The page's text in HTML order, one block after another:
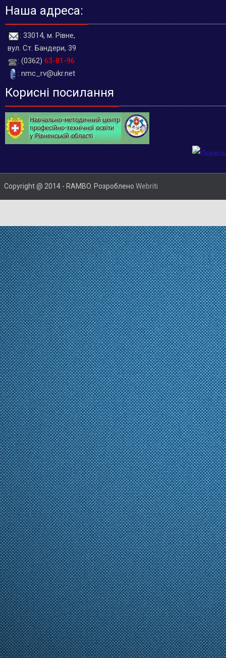
Наша адреса:
: 33014, м. Рівне,
вул. Ст. Бандери, 39
: (0362) 63-81-96
: nmc_rv@ukr.net
Корисні посилання
Copyright @ 2014 - RAMBO. Розроблено Webriti